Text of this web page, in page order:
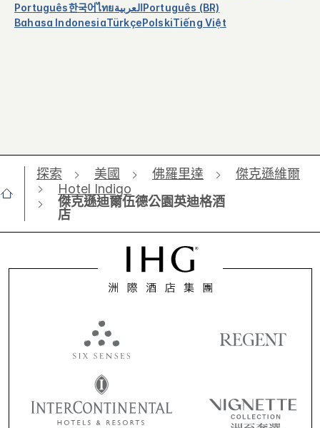
Português한국어ไทยالعربيةPortuguês (BR)
Bahasa IndonesiaTürkçePolskiTiếng Việt
探索 美國 佛羅里達
傑克遜維爾
Hotel Indigo
傑克遜迪爾伍德公園英迪格酒
店